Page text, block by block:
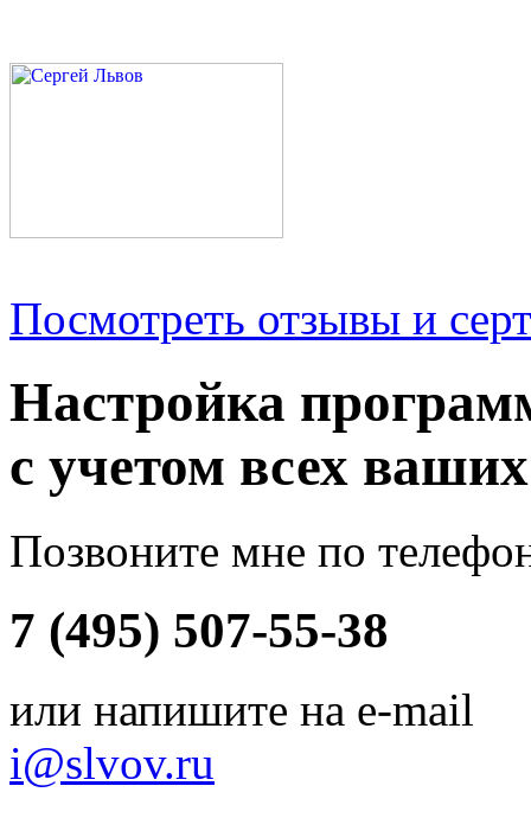
Посмотреть отзывы и
Настройка
с учетом всех
Позвоните мне по
7 (495) 507-55-38
или напишите на e-mail
i@slvov.ru